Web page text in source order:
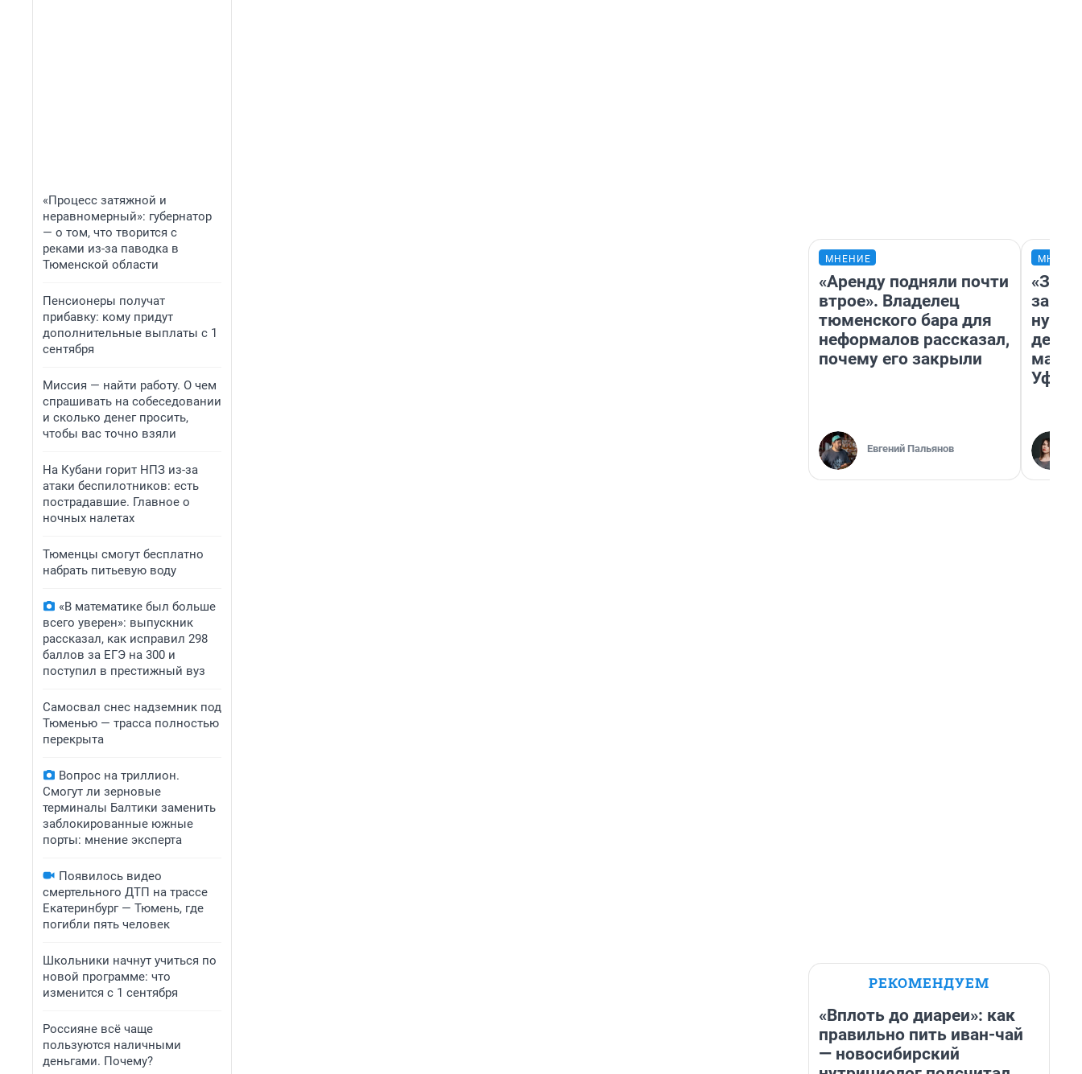
«Процесс затяжной и
неравномерный»: губернатор
— о том, что творится с
реками из-за паводка в
Тюменской области
Пенсионеры получат
прибавку: кому придут
дополнительные выплаты с 1
сентября
Миссия — найти работу. О чем
спрашивать на собеседовании
и сколько денег просить,
чтобы вас точно взяли
На Кубани горит НПЗ из-за
атаки беспилотников: есть
пострадавшие. Главное о
ночных налетах
Тюменцы смогут бесплатно
набрать питьевую воду
«В математике был больше
всего уверен»: выпускник
рассказал, как исправил 298
баллов за ЕГЭ на 300 и
поступил в престижный вуз
Самосвал снес надземник под
Тюменью — трасса полностью
перекрыта
Вопрос на триллион.
Смогут ли зерновые
терминалы Балтики заменить
заблокированные южные
порты: мнение эксперта
Появилось видео
смертельного ДТП на трассе
Екатеринбург — Тюмень, где
погибли пять человек
Школьники начнут учиться по
новой программе: что
изменится с 1 сентября
Россияне всё чаще
пользуются наличными
деньгами. Почему?
МНЕНИЕ
«Аренду подняли почти
втрое». Владелец
тюменского бара для
неформалов рассказал,
почему его закрыли
Евгений Пальянов
дела
Уфа
РЕКОМЕНДУЕМ
«Вплоть до диареи»: как
правильно пить иван-чай
— новосибирский